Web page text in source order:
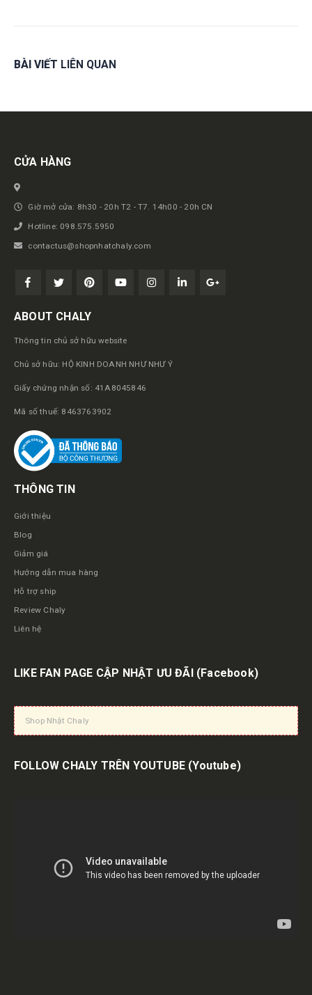
BÀI VIẾT LIÊN QUAN
Get in touch
CỬA HÀNG
Giờ mở cửa: 8h30 - 20h T2 - T7. 14h00 - 20h CN
Hotline: 098.575.5950
contactus@shopnhatchaly.com
ABOUT CHALY
Thông tin chủ sở hữu website
Chủ sở hữu: HỘ KINH DOANH NHƯ NHƯ Ý
Giấy chứng nhận số: 41A8045846
Mã số thuế: 8463763902
THÔNG TIN
Giới thiệu
Blog
Giảm giá
Hướng dẫn mua hàng
Hỗ trợ ship
Review Chaly
Liên hệ
LIKE FAN PAGE CẬP NHẬT ƯU ĐÃI (Facebook)
Shop Nhật Chaly
FOLLOW CHALY TRÊN YOUTUBE (Youtube)